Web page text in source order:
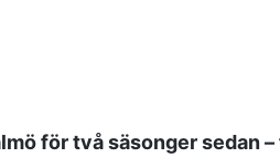
för två säsonger sedan